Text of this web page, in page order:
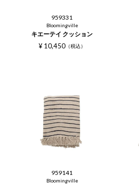
959331
Bloomingville
キエーテイ クッション
¥ 10,450 税込
959141
Bloomingville